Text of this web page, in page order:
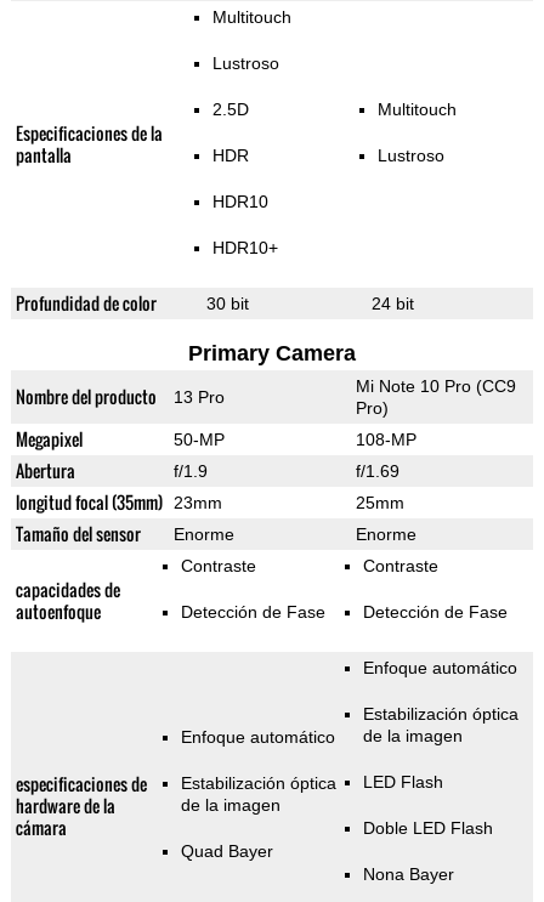
Especificaciones de la
pantalla
Multitouch
Lustroso
2.5D
HDR
HDR10
HDR10+
Multitouch
Lustroso
Profundidad de color 30 bit 24 bit
Primary Camera
Nombre del producto 13 Pro
Mi Note 10 Pro (CC9
Pro)
Megapixel 50-MP 108-MP
Abertura f/1.9 f/1.69
longitud focal (35mm) 23mm 25mm
Tamaño del sensor Enorme Enorme
capacidades de
autoenfoque
Contraste
Detección de Fase
Contraste
Detección de Fase
especificaciones de
hardware de la
cámara
Enfoque automático
Estabilización óptica
de la imagen
Quad Bayer
Enfoque automático
Estabilización óptica
de la imagen
LED Flash
Doble LED Flash
Nona Bayer